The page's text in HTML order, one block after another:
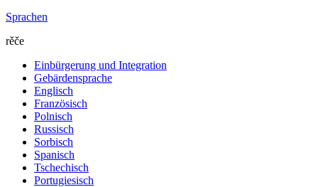
Sprachen
rěče
Einbürgerung und Integration
Gebärdensprache
Englisch
Französisch
Polnisch
Russisch
Sorbisch
Spanisch
Tschechisch
Portugiesisch